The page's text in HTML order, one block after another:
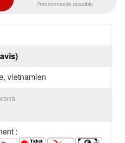
Précommande possible
vietnamien
: